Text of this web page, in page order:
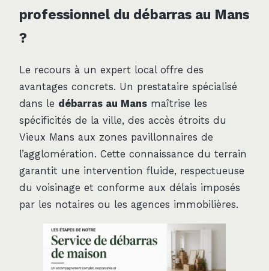
professionnel du débarras au Mans
?
Le recours à un expert local offre des
avantages concrets. Un prestataire spécialisé
dans le débarras au Mans maîtrise les
spécificités de la ville, des accès étroits du
Vieux Mans aux zones pavillonnaires de
l’agglomération. Cette connaissance du terrain
garantit une intervention fluide, respectueuse
du voisinage et conforme aux délais imposés
par les notaires ou les agences immobilières.